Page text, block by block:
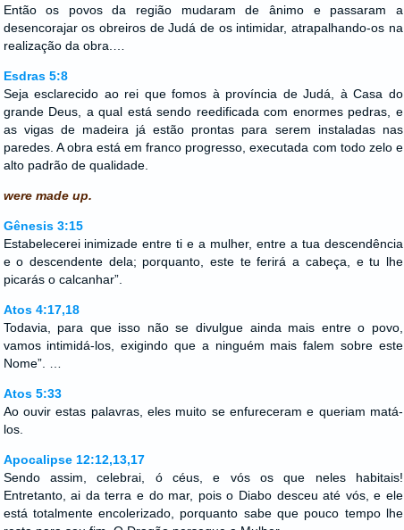
Então os povos da região mudaram de ânimo e passaram a
desencorajar os obreiros de Judá de os intimidar, atrapalhando-os na
realização da obra.…
Esdras 5:8
Seja esclarecido ao rei que fomos à província de Judá, à Casa do
grande Deus, a qual está sendo reedificada com enormes pedras, e
as vigas de madeira já estão prontas para serem instaladas nas
paredes. A obra está em franco progresso, executada com todo zelo e
alto padrão de qualidade.
were made up.
Gênesis 3:15
Estabelecerei inimizade entre ti e a mulher, entre a tua descendência
e o descendente dela; porquanto, este te ferirá a cabeça, e tu lhe
picarás o calcanhar”.
Atos 4:17,18
Todavia, para que isso não se divulgue ainda mais entre o povo,
vamos intimidá-los, exigindo que a ninguém mais falem sobre este
Nome”. …
Atos 5:33
Ao ouvir estas palavras, eles muito se enfureceram e queriam matá-
los.
Apocalipse 12:12,13,17
Sendo assim, celebrai, ó céus, e vós os que neles habitais!
Entretanto, ai da terra e do mar, pois o Diabo desceu até vós, e ele
está totalmente encolerizado, porquanto sabe que pouco tempo lhe